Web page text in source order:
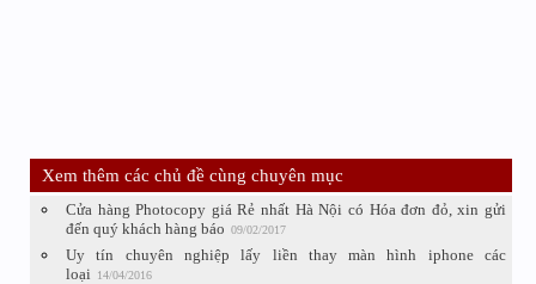
Xem thêm các chủ đề cùng chuyên mục
Cửa hàng Photocopy giá Rẻ nhất Hà Nội có Hóa đơn đỏ, xin gửi
đến quý khách hàng báo 09/02/2017
Uy tín chuyên nghiệp lấy liền thay màn hình iphone các
loại
14/04/2016